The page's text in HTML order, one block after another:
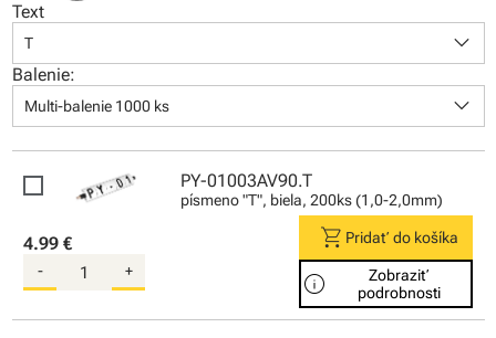
Text
T keyboard_arrow_down
Balenie:
Multi-balenie 1000 ks keyboard_arrow_down
PY-01003AV90.T
písmeno "T", biela, 200ks (1,0-2,0mm)
4.99 €
- +
shopping_cart Pridať do košíka
info
Zobraziť
podrobnosti